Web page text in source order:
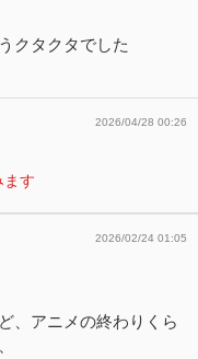
クタクタでした
2026/04/28 00:26
ます
2026/02/24 01:05
、アニメの終わりくら